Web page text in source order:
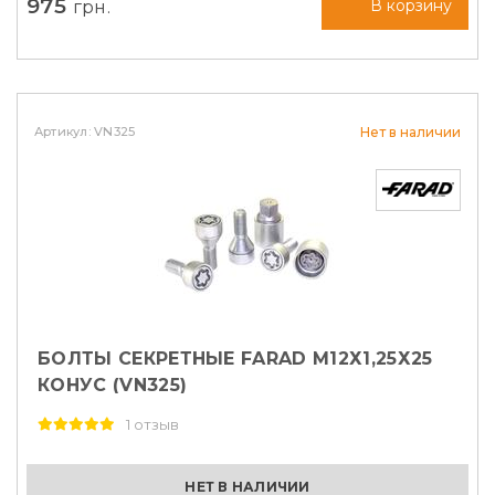
975 грн. В корзину
Артикул: VN325 Нет в наличии
БОЛТЫ СЕКРЕТНЫЕ FARAD М12Х1,25Х25
КОНУС (VN325)
1 отзыв
НЕТ В НАЛИЧИИ